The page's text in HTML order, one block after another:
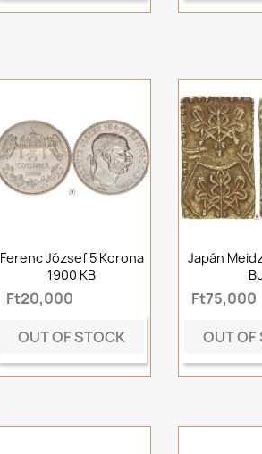
Ferenc József 5 Korona
1900 KB
Ft20,000
OUT OF STOCK
Japán
Ft75,000
OUT OF